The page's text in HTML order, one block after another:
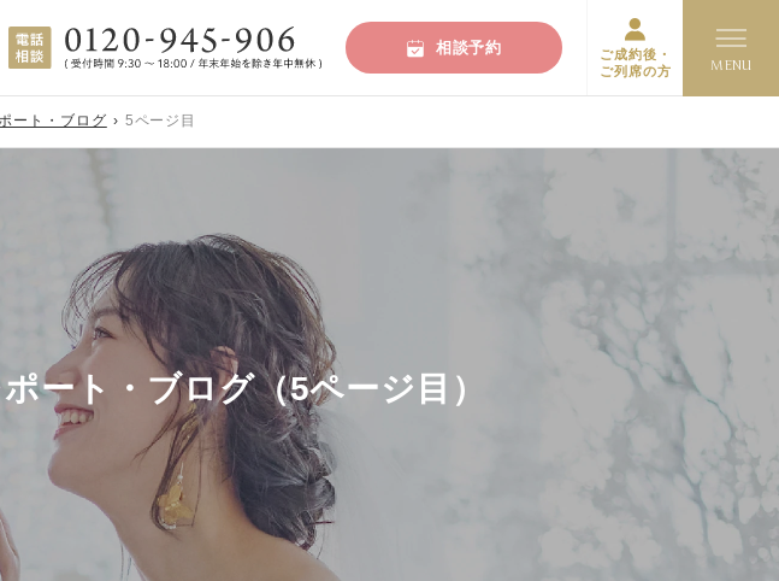
相談予約
ご成約後・
ご列席の方
ート・ブログ 5ページ目
ート・ブログ（5ページ目）